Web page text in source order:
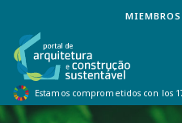
Estamos comprometidos con los